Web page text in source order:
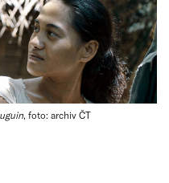
, foto: archiv ČT